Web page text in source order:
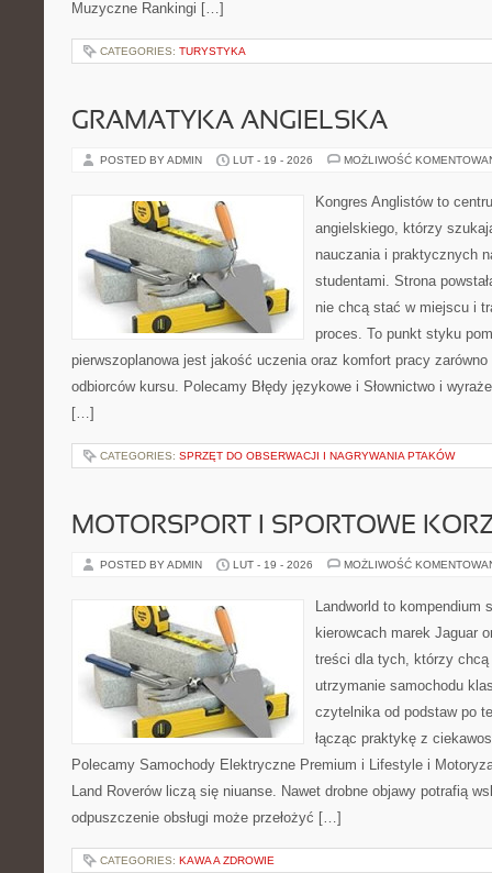
Muzyczne Rankingi […]
CATEGORIES: TURYSTYKA
GRAMATYKA ANGIELSKA
POSTED BY ADMIN LUT - 19 - 2026 MOŻLIWOŚĆ
Kongres Anglistów to
angielskiego, którzy
nauczania i praktycznych
studentami. Strona
nie chcą stać w miejscu i
proces. To punkt styku
pierwszoplanowa jest jakość uczenia oraz komfort pracy
odbiorców kursu. Polecamy Błędy językowe i Słownictwo i
[…]
CATEGORIES: SPRZĘT DO OBSERWACJI I NAGRYWANIA PTAKÓW
MOTORSPORT I SPORTOWE
POSTED BY ADMIN LUT - 19 - 2026 MOŻLIWOŚĆ
Landworld to kompendium
kierowcach marek Jaguar
treści dla tych, którzy chcą
utrzymanie samochodu
czytelnika od podstaw po
łącząc praktykę z
Polecamy Samochody Elektryczne Premium i Lifestyle i
Land Roverów liczą się niuanse. Nawet drobne objawy potrafią
odpuszczenie obsługi może przełożyć […]
CATEGORIES: KAWA A ZDROWIE